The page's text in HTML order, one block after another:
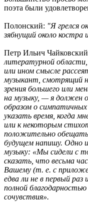
поэта были
Полонский: "Я грелся
зябнущий около костра
Петр Ильич
литературной
или ином смысле
музыкант, смотрящий
зрения большего или
на музыку, — я должен
образом о
указать время, когда
или к некоторым
положительно
будущем напишу. Одно
музыку: «Мы сидели с
сказать, что весьма
Вашему (т. е. с
едва ли не в первый
полной
сочувствия».